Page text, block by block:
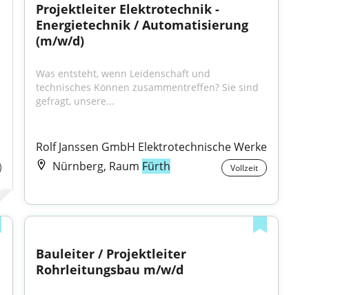
Projektleiter Elektrotechnik -
Energietechnik / Automatisierung
(m/w/d)
Was entsteht, wenn Leidenschaft und
technisches Können zusammentreffen? Sie sind
gefragt, unsere...
Rolf Janssen GmbH Elektrotechnische Werke
Nürnberg, Raum Fürth Vollzeit
Bauleiter / Projektleiter
Rohrleitungsbau m/w/d